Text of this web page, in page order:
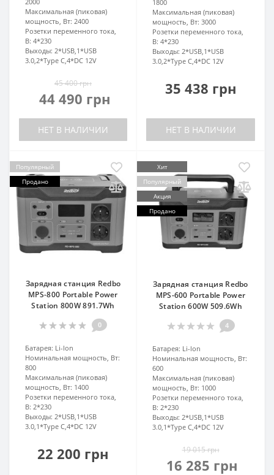
Максимальная (пиковая)
мощность, Вт: 2400
Розетки переменного тока,
В: 4*230
Выходы: 2*USB,1*USB
3.0,2*Type C,4*DC 12V
45 400 грн
44 490 грн
НЕТ В НАЛИЧИИ
1800
Максимальная (пиковая)
мощность, Вт: 3000
Розетки переменного тока,
В: 4*230
Выходы: 2*USB,1*USB
3.0,2*Type C,4*DC 12V
35 438 грн
НЕТ В НАЛИЧИИ
Популярный
Продано
Зарядная станция Redbo
MPS-800 Portable Power
Station 800W 891.7Wh
0
Батарея: Li-lon
Номинальная мощность, Вт:
800
Максимальная (пиковая)
мощность, Вт: 1400
Розетки переменного тока,
В: 2*230
Выходы: 2*USB,1*USB
3.0,1*Type C,4*DC 12V
22 200 грн
Хит
Популярный
Акция
Продано
Зарядная станция Redbo
MPS-600 Portable Power
Station 600W 509.6Wh
4
Батарея: Li-lon
Номинальная мощность, Вт:
600
Максимальная (пиковая)
мощность, Вт: 1000
Розетки переменного тока,
В: 2*230
Выходы: 2*USB,1*USB
3.0,1*Type C,4*DC 12V
19 015 грн
16 285 грн